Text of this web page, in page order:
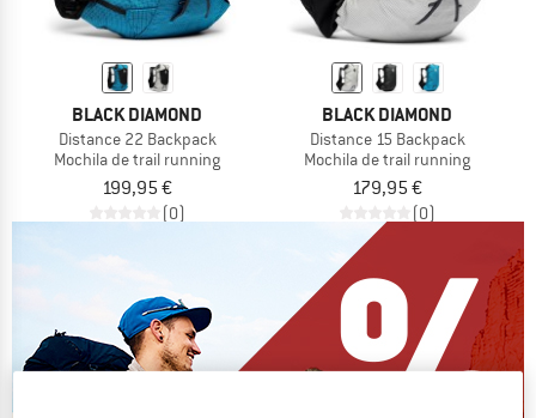
BLACK DIAMOND
Distance 22 Backpack
Mochila de trail running
199,95 €
(0)
BLACK DIAMOND
Distance 15 Backpack
Mochila de trail running
179,95 €
(0)